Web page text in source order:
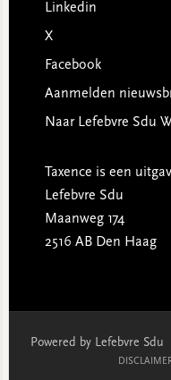
Linkedin
X
Facebook
Aanmelden
Naar Lefebvre Sdu
Taxence is een
Lefebvre Sdu
Maanweg 174
2516 AB Den Haag
Powered by Lefebvre Sdu